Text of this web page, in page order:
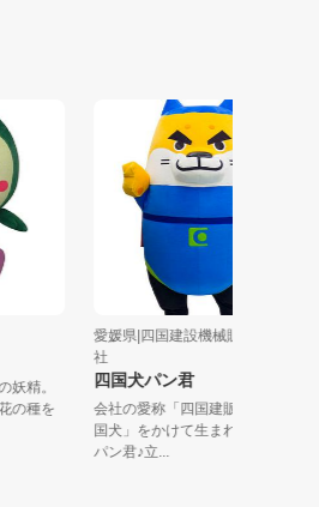
この妖精。
と花の種を
愛媛県|四国建設機械販売株式
四国犬パン君
会社の愛称「四国建販」と「
国犬」をかけて生まれた四国
パン君♪立...